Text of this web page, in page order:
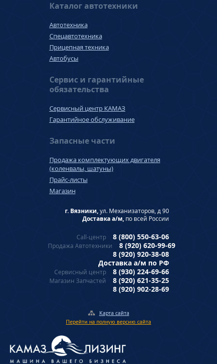
Каталог автотехники
Автотехника
Спецавтотехника
Прицепная техника
Автобусы
Сервис и гарантийные
обязательства
Сервисный центр КАМАЗ
Гарантийное обслуживание
Запасные части
Продажа комплектующих двигателя
(коленвалы, шатуны)
Прайс-листы
Магазин
г. Вязники,ул. Механизаторов, д 90
Доставка а/м, по всей России
Call-центр 8 (800) 550-63-06
Продажа Автотехники
8 (920) 620-99-69
8 (920) 920-38-08
Доставка а/м по РФ
Сервисный центр 8 (930) 224-69-66
Магазин Запчастей
8 (920) 621-35-25
8 (920) 902-28-69
Карта сайта
Перейти на полную версию сайта